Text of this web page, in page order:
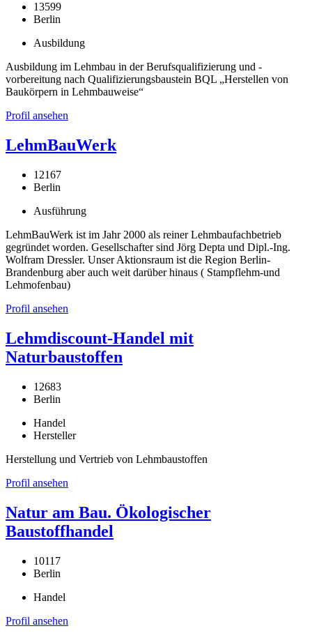
13599
Berlin
Ausbildung
Ausbildung im Lehmbau in der Berufsqualifizierung und -
vorbereitung nach Qualifizierungsbaustein BQL „Herstellen von
Baukörpern in Lehmbauweise“
Profil ansehen
LehmBauWerk
12167
Berlin
Ausführung
LehmBauWerk ist im Jahr 2000 als reiner Lehmbaufachbetrieb
gegründet worden. Gesellschafter sind Jörg Depta und Dipl.-Ing.
Wolfram Dressler. Unser Aktionsraum ist die Region Berlin-
Brandenburg aber auch weit darüber hinaus ( Stampflehm-und
Lehmofenbau)
Profil ansehen
Lehmdiscount-Handel mit
Naturbaustoffen
12683
Berlin
Handel
Hersteller
Herstellung und Vertrieb von Lehmbaustoffen
Profil ansehen
Natur am Bau. Ökologischer
Baustoffhandel
10117
Berlin
Handel
Profil ansehen